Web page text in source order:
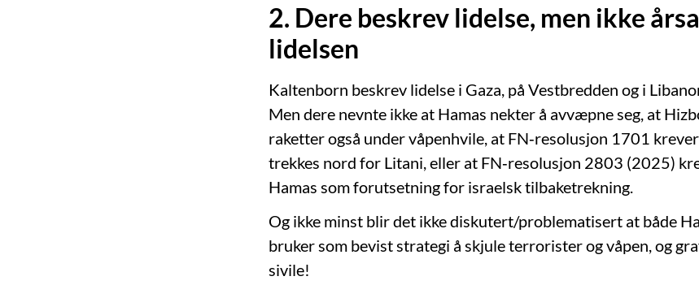
2. Dere beskrev lidelse, men ikke
lidelsen
Kaltenborn beskrev lidelse i Gaza, på Vestbredden og i
Men dere nevnte ikke at Hamas nekter å avvæpne seg, at
raketter også under våpenhvile, at FN‑resolusjon 1701
trekkes nord for Litani, eller at FN‑resolusjon 2803 (2025)
Hamas som forutsetning for israelsk tilbaketrekning.
Og ikke minst blir det ikke diskutert/problematisert at både
bruker som bevist strategi å skjule terrorister og våpen, og
sivile!